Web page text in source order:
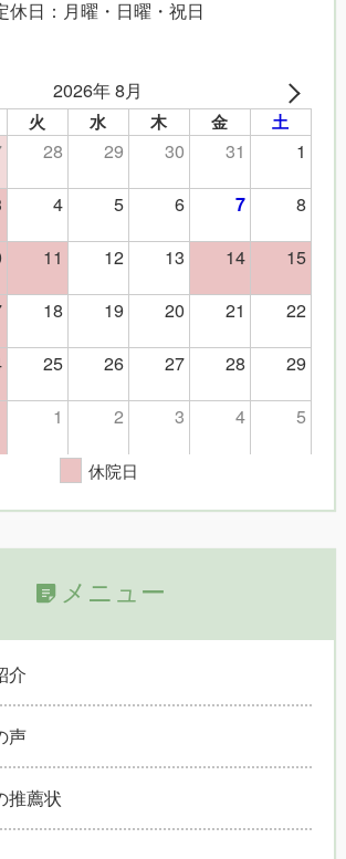
休日：月曜・日曜・祝日
2026年 8月
火 水 木 金 土
28 29 30 31
1
4 5 6 7
8
11 12 13 14
15
18 19 20 21
22
25 26 27 28
29
1 2 3 4 5
休院日
メニュー
介
声
推薦状